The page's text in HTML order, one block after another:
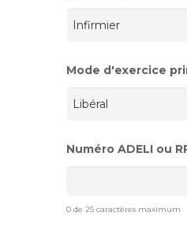
Mode d'exercice
Numéro ADELI ou
0 de 25 caractères maximum